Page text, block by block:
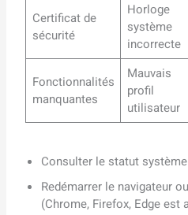
Certificat de
sécurité
Horloge
système
incorrecte
Fonctionnalités
manquantes
Mauvais
profil
utilisateur
Consulter le statut
Redémarrer le navigateur
(Chrome, Firefox, Edge est